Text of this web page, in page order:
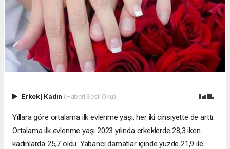
Erkek| Kadın (Haberi Sesli Oku)
Yıllara göre ortalama ilk evlenme yaşı, her iki cinsiyette de arttı.
Ortalama ilk evlenme yaşı 2023 yılında erkeklerde 28,3 iken
kadınlarda 25,7 oldu. Yabancı damatlar içinde yüzde 21,9 ile